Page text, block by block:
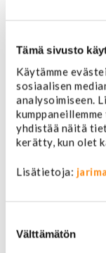
Tämä sivusto
Käytämme
sosiaalisen
analysoimiseen.
yhdistää näitä
kerätty, kun olet
Lisätietoja:
valinta
Välttämätön